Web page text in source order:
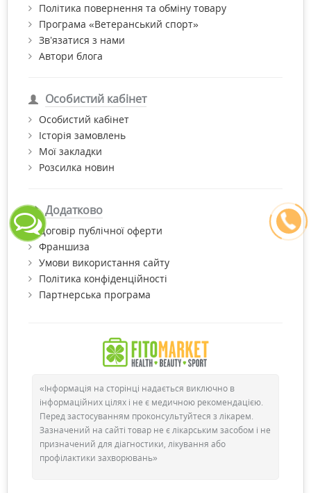
Політика повернення та обміну товару
Програма «Ветеранський спорт»
Зв’язатися з нами
Автори блога
Особистий кабінет
Особистий кабінет
Історія замовлень
Мої закладки
Розсилка новин
Додатково
Договір публічної оферти
Франшиза
Умови використання сайту
Політика конфіденційності
Партнерська програма
«Інформація на сторінці надається виключно в
інформаційних цілях і не є медичною рекомендацією.
Перед застосуванням проконсультуйтеся з лікарем.
Зазначений на сайті товар не є лікарським засобом і не
призначений для діагностики, лікування або
профілактики захворювань»